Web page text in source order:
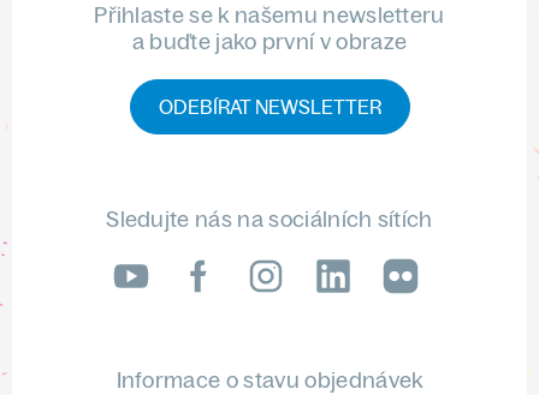
Přihlaste se k našemu newsletteru
a buďte jako první v obraze
ODEBÍRAT NEWSLETTER
Sledujte nás na sociálních sítích
LinkedIn
flickr
Informace o stavu objednávek